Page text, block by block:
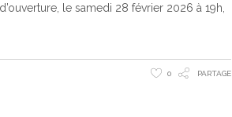
le samedi 28 février 2026 à 19h,
0 PARTAGE